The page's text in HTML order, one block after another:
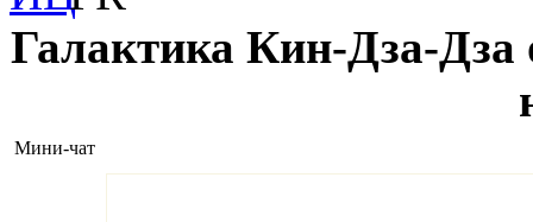
Галактика Кин-Дза-Дза
Мини-чат